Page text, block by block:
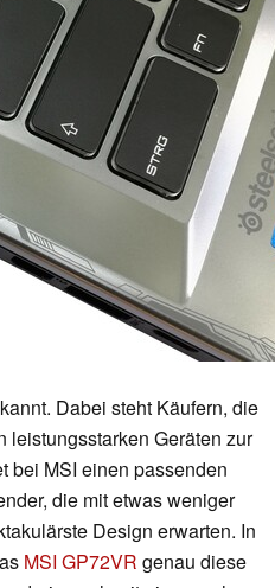
Dabei steht Käufern, die
leistungsstarken Geräten zur
bei MSI einen passenden
die mit etwas weniger
Design erwarten. In
MSI GP72VR genau diese